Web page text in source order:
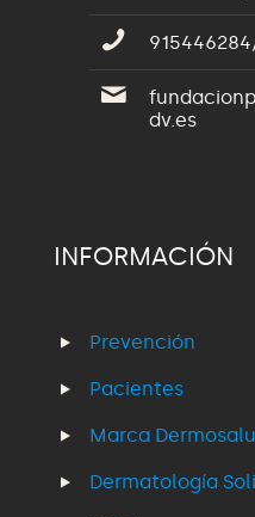
dv.es
INFORMACIÓN
Prevención
Pacientes
Marca
Dermatología